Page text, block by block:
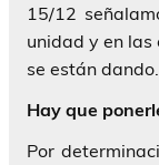
15/12
unidad y en
se están dando.
Hay que
Por